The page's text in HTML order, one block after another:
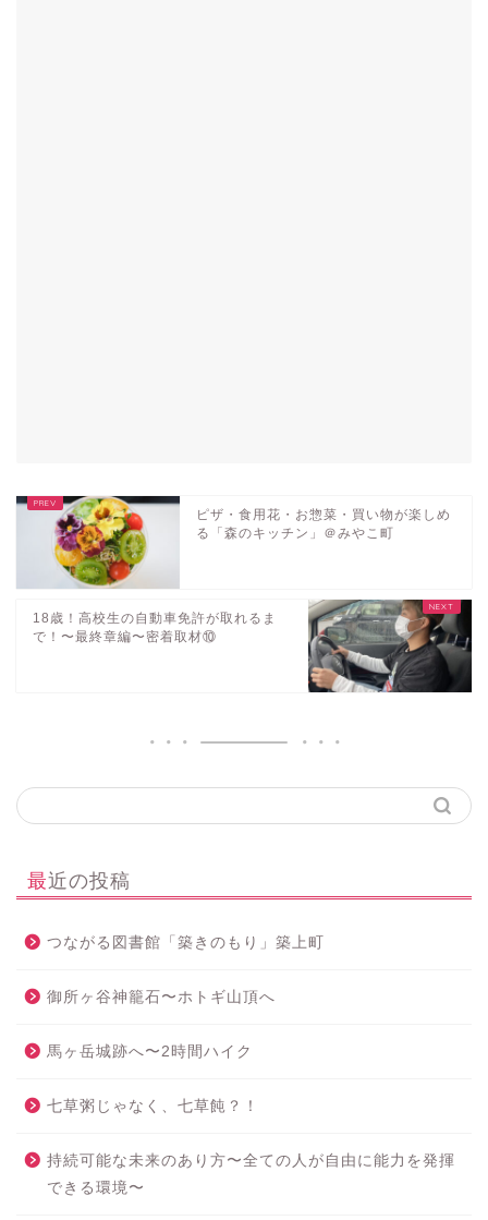
ピザ・食用花・お惣菜・買い物が楽しめ
る「森のキッチン」＠みやこ町
18歳！高校生の自動車免許が取れるま
で！〜最終章編〜密着取材⑩
最近の投稿
つながる図書館「築きのもり」築上町
御所ヶ谷神籠石〜ホトギ山頂へ
馬ヶ岳城跡へ〜2時間ハイク
七草粥じゃなく、七草飩？！
持続可能な未来のあり方〜全ての人が自由に能力を発揮
できる環境〜